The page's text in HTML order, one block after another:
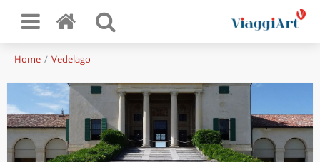
Home Vedelago